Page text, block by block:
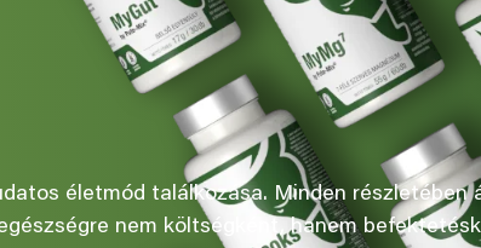
életmód találkozása. Minden részletében
nem költségként, hanem